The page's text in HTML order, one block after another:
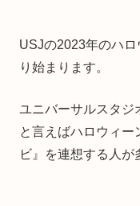
USJの2023年のハ
り始まります。
ユニバーサルスタジ
と言えばハロウィー
ビ』を連想する人が